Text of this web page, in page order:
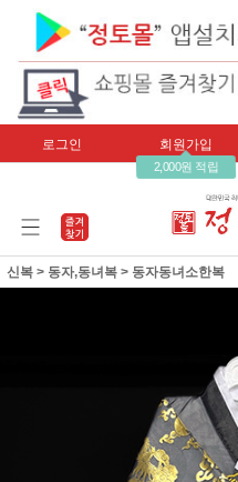
로그인 회원가입
2,000원 적립
신복 > 동자,동녀복 > 동자동녀소한복